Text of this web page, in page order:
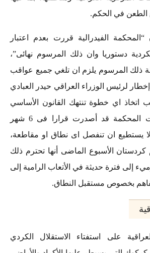
الطعن في الحكم.
الفيدرالية قررت بعدم اعتبار
دستوريا وان ذلك المرسوم نهائى”،
ذلك المرسوم يلزم ان تلغي جميع عواقب
إخطار لرئيس الوزراء العراقي حيدر العبادي
اتخاذ اي خطوة تنتهك القانون الأساسي
والقانون”، وقد كانت المحكمة قد أصدرت قرارا فى 6 شهر
يستطيع ان تنفصل اى نطاق او مقاطعة،
الأسبوع الماضى أنها تحترم ذلك
إلى فترة حديثة في الأتعاب الرامية إلى
بخصوص مستقبل النطاق.
على استفتاء الاستقلال الكردي